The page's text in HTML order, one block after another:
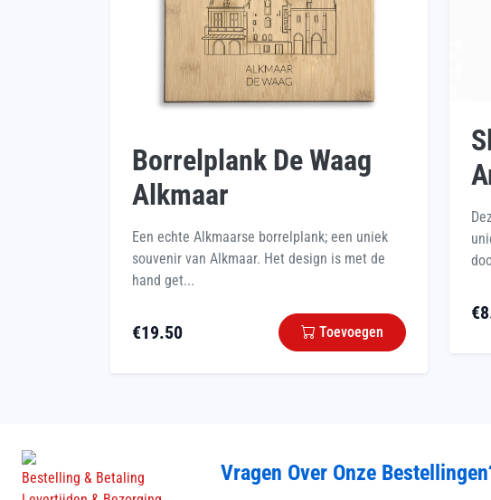
Borrelplank De Waag
Alkmaar
Een echte Alkmaarse borrelplank; een uniek
souvenir van Alkmaar. Het design is met de
hand get...
€19.50 Toevoegen
€
Bestelling & Betaling
Vragen Over Onze